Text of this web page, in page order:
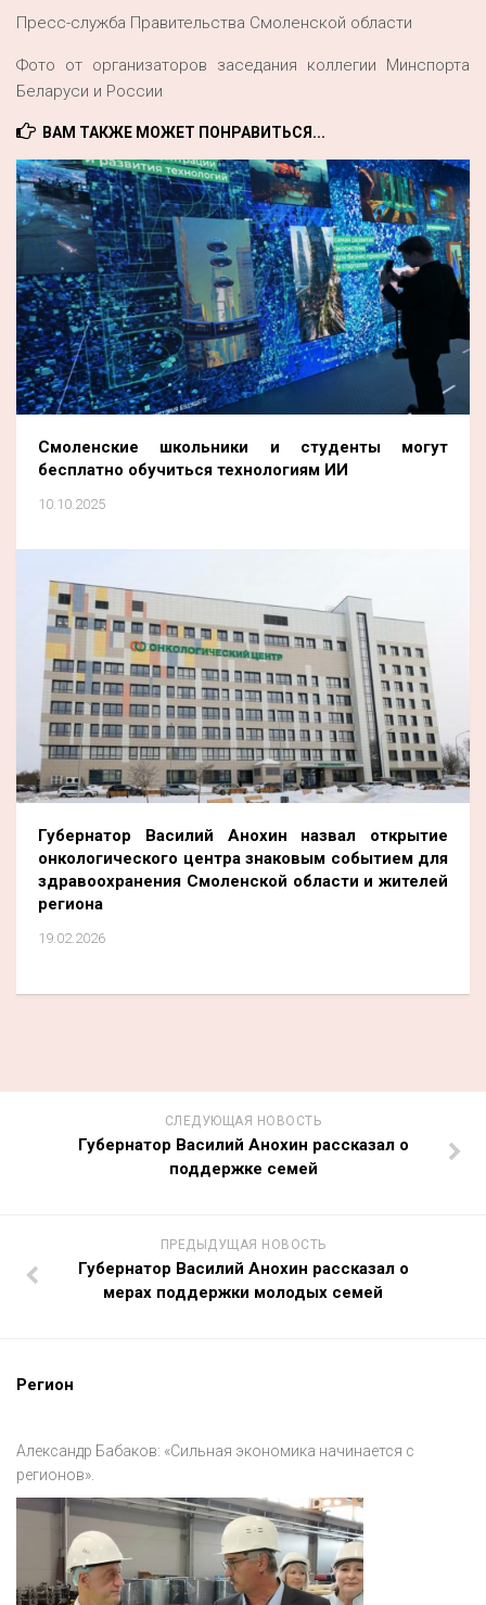
Пресс-служба Правительства Смоленской области
Фото от организаторов заседания коллегии Минспорта
Беларуси и России
ВАМ ТАКЖЕ МОЖЕТ ПОНРАВИТЬСЯ...
Смоленские школьники и студенты могут
бесплатно обучиться технологиям ИИ
10.10.2025
Губернатор Василий Анохин назвал открытие
онкологического центра знаковым событием для
здравоохранения Смоленской области и жителей
региона
19.02.2026
СЛЕДУЮЩАЯ НОВОСТЬ
Губернатор Василий Анохин рассказал о
поддержке семей
ПРЕДЫДУЩАЯ НОВОСТЬ
Губернатор Василий Анохин рассказал о
мерах поддержки молодых семей
Регион
Александр Бабаков: «Сильная экономика начинается с
регионов».